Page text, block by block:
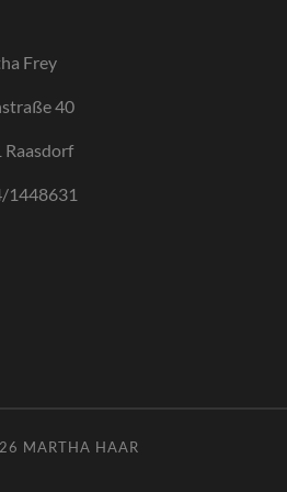
Frey
40
Raasdorf
1448631
MARTHA HAAR